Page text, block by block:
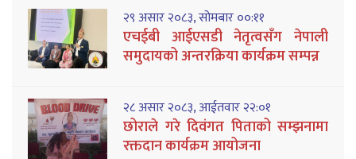
२९ असार २०८३, सोमबार ००:११
एचईबी आईएसडी नेतृत्वसँग नेपाली
समुदायको अन्तरक्रिया कार्यक्रम सम्पन्न
२८ असार २०८३, आईतवार २२:०१
छोराले गरे दिवंगत पिताको सम्झनामा
रक्तदान कार्यक्रम आयोजना